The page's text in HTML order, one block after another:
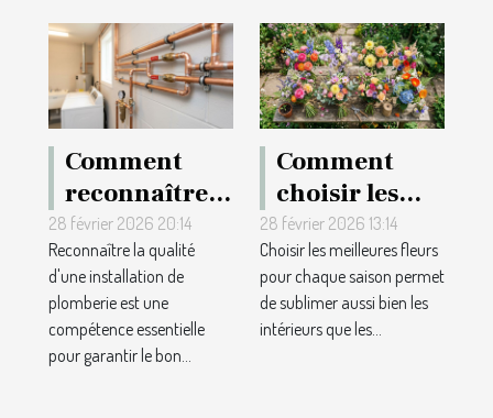
Comment
reconnaître
la qualité
d'une
installation
de plomberie
?
28 février 2026 20:14
Reconnaître la qualité
d'une installation de
plomberie est une
compétence essentielle
pour garantir le bon...
Comment
choisir les
meilleures
fleurs pour
chaque
saison ?
28 février 2026 13:14
Choisir les meilleures fleurs
pour chaque saison permet
de sublimer aussi bien les
intérieurs que les...